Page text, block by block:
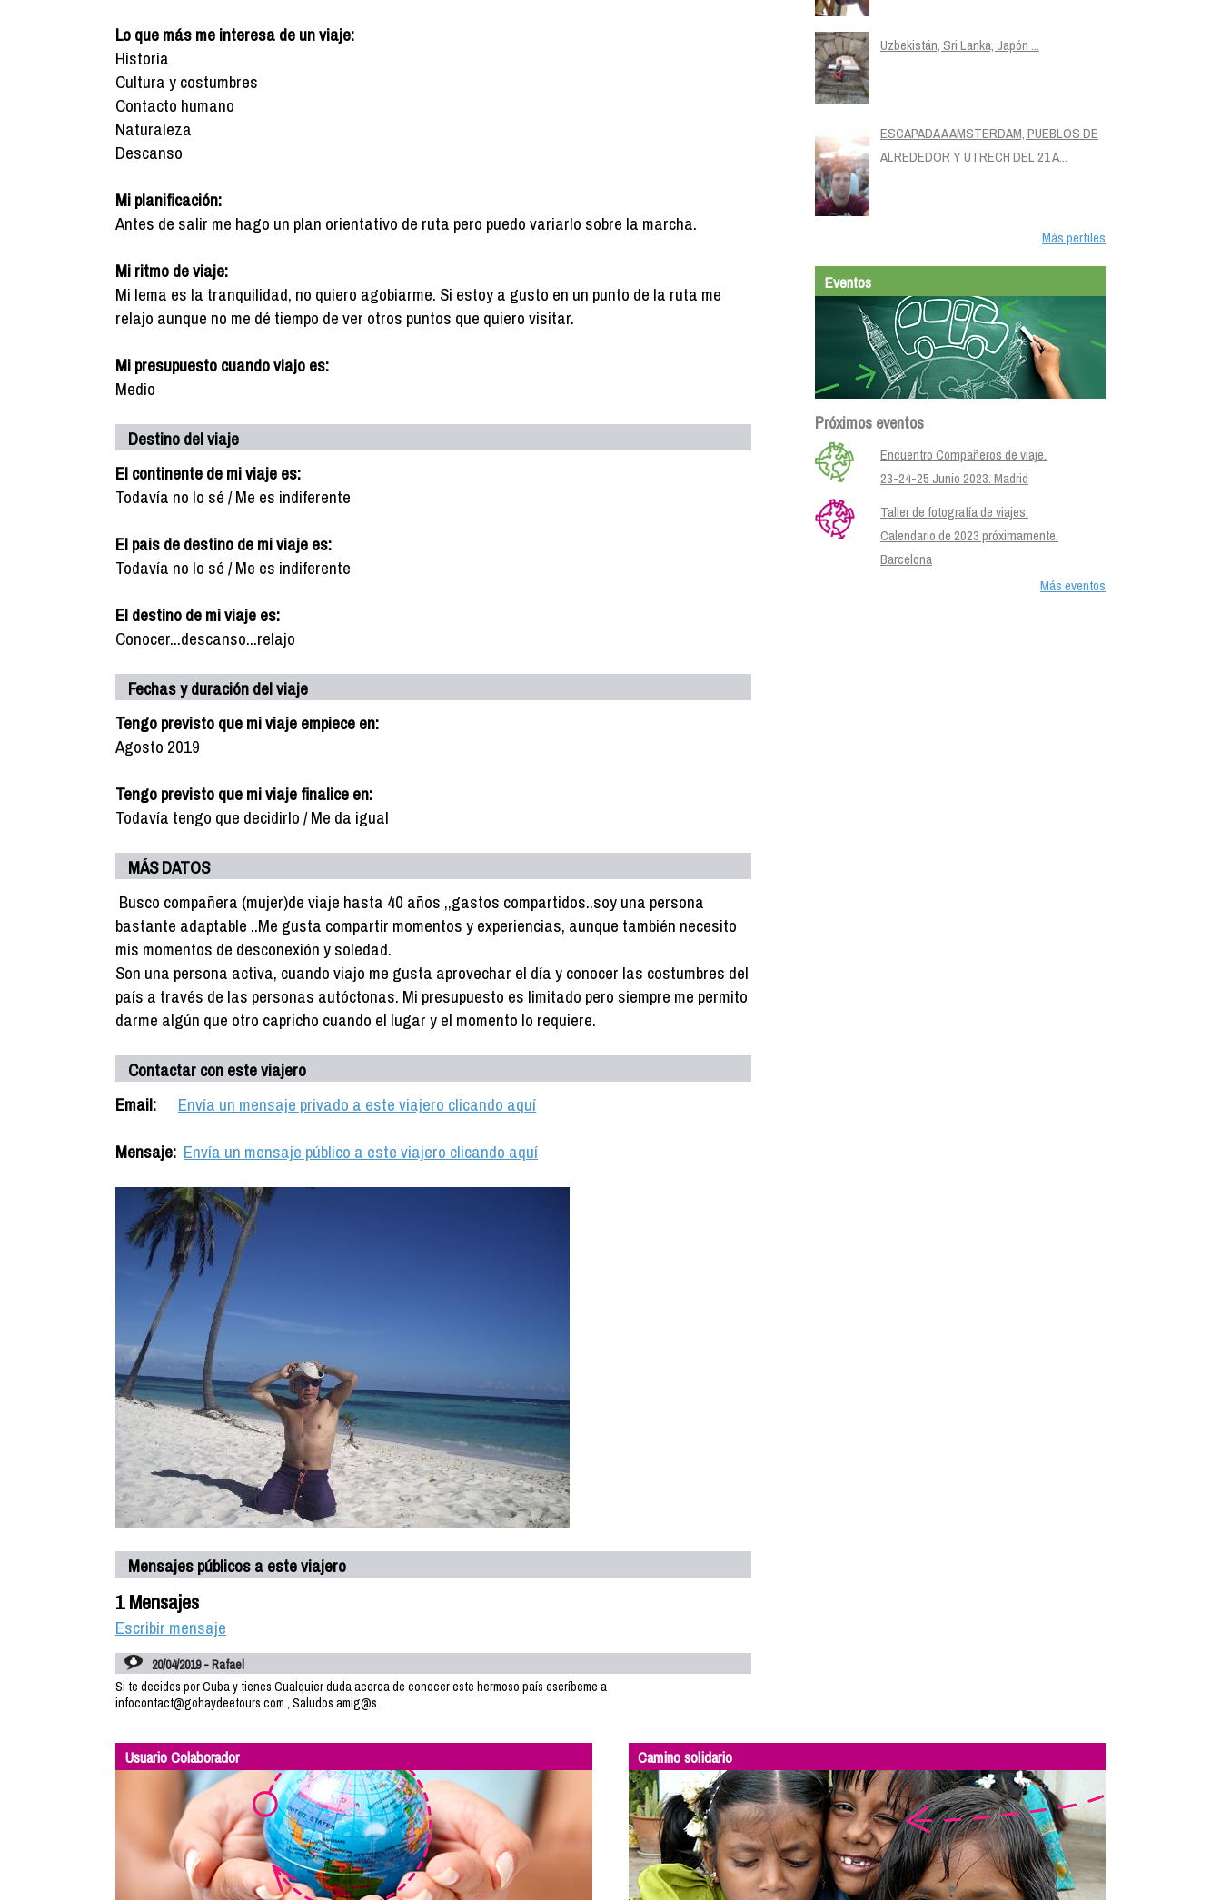
Lo que más me interesa de un viaje:
Historia
Cultura y costumbres
Contacto humano
Naturaleza
Descanso
Mi planificación:
Antes de salir me hago un plan orientativo de ruta pero puedo variarlo sobre la marcha.
Mi ritmo de viaje:
Mi lema es la tranquilidad, no quiero agobiarme. Si estoy a gusto en un punto de la ruta me
relajo aunque no me dé tiempo de ver otros puntos que quiero visitar.
Mi presupuesto cuando viajo es:
Medio
Destino del viaje
El continente de mi viaje es:
Todavía no lo sé / Me es indiferente
El pais de destino de mi viaje es:
Todavía no lo sé / Me es indiferente
El destino de mi viaje es:
Conocer...descanso...relajo
Fechas y duración del viaje
Tengo previsto que mi viaje empiece en:
Agosto 2019
Tengo previsto que mi viaje finalice en:
Todavía tengo que decidirlo / Me da igual
MÁS DATOS
Busco compañera (mujer)de viaje hasta 40 años ,,gastos compartidos..soy una persona
bastante adaptable ..Me gusta compartir momentos y experiencias, aunque también necesito
mis momentos de desconexión y soledad.
Son una persona activa, cuando viajo me gusta aprovechar el día y conocer las costumbres del
país a través de las personas autóctonas. Mi presupuesto es limitado pero siempre me permito
darme algún que otro capricho cuando el lugar y el momento lo requiere.
Contactar con este viajero
Email:
Envía un mensaje privado a este viajero clicando aquí
Mensaje: Envía un mensaje público a este viajero clicando aquí
Mensajes públicos a este viajero
1 Mensajes
Escribir mensaje
20/04/2019 - Rafael
Si te decides por Cuba y tienes Cualquier duda acerca de conocer este hermoso país escríbeme a
infocontact@gohaydeetours.com , Saludos amig@s.
Uzbekistán, Sri Lanka, Japón ...
ESCAPADA A AMSTERDAM, PUEBLOS DE
ALREDEDOR Y UTRECH DEL 21 A...
Más perfiles
Eventos
Próximos eventos
Encuentro Compañeros de viaje.
23-24-25 Junio 2023. Madrid
Taller de fotografía de viajes.
Calendario de 2023 próximamente.
Barcelona
Más eventos
Usuario Colaborador Camino solidario